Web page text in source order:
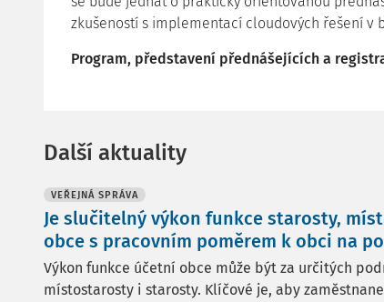
zkušeností s implementací cloudových řešení v
Program, představení přednášejících a
Další aktuality
VEŘEJNÁ SPRÁVA
Je slučitelný výkon funkce starosty,
obce s pracovním poměrem k obci na
Výkon funkce účetní obce může být za určitých
místostarosty i starosty. Klíčové je, aby